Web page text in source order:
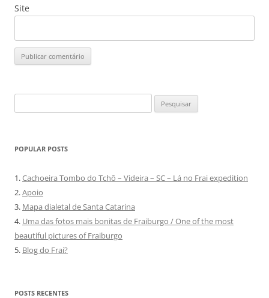
Site
por:
POPULAR POSTS
1.Cachoeira Tombo do Tchô – Videira – SC – Lá no Frai expedition
2.Apoio
3. Mapa dialetal de Santa Catarina
4. Uma das fotos mais bonitas de Fraiburgo / One of the most
beautiful pictures of Fraiburgo
5. Blog do Frai?
POSTS RECENTES